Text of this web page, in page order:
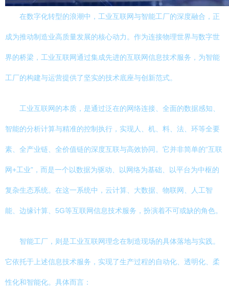
在数字化转型的浪潮中，工业互联网与智能工厂的深度融合，正
成为推动制造业高质量发展的核心动力。作为连接物理世界与数字世
界的桥梁，工业互联网通过集成先进的互联网信息技术服务，为智能
工厂的构建与运营提供了坚实的技术底座与创新范式。
工业互联网的本质，是通过泛在的网络连接、全面的数据感知、
智能的分析计算与精准的控制执行，实现人、机、料、法、环等全要
素、全产业链、全价值链的深度互联与高效协同。它并非简单的“互联
网+工业”，而是一个以数据为驱动、以网络为基础、以平台为中枢的
复杂生态系统。在这一系统中，云计算、大数据、物联网、人工智
能、边缘计算、5G等互联网信息技术服务，扮演着不可或缺的角色。
智能工厂，则是工业互联网理念在制造现场的具体落地与实践。
它依托于上述信息技术服务，实现了生产过程的自动化、透明化、柔
性化和智能化。具体而言：